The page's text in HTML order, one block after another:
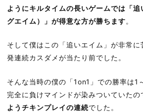
ようにキルタイムの長いゲームでは「
グエイム）」が得意な方が勝ちます。
そして僕はこの「追いエイム」が非常
発連続カスダメが当たり前でした。
そんな当時の僕の「1on1」での勝率は1
完全に負けマインドが染みついていたの
ようチキンプレイの連続でした。